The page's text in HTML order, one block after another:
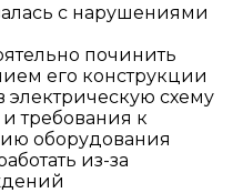
с нарушениями
починить
его конструкции
схему
требования к
оборудования
из-за